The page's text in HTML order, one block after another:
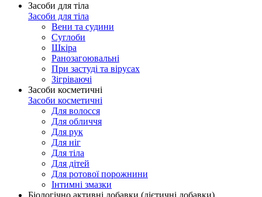
Засоби для тіла
Засоби для тіла
Вени та судини
Суглоби
Шкіра
Ранозагоювальні
При застуді та вірусах
Зігріваючі
Засоби косметичні
Засоби косметичні
Для волосся
Для обличчя
Для рук
Для ніг
Для тіла
Для дітей
Для ротової порожнини
Інтимні змазки